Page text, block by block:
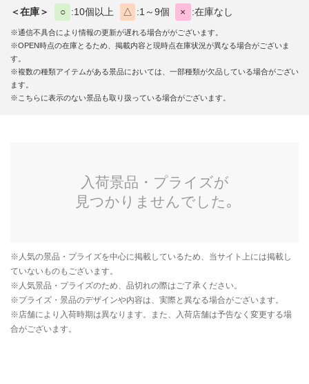
＜在庫＞ ○ 10個以上 △ 1～9個 × 在庫なし
※通信不具合により情報の更新が遅れる場合ががございます。
※OPEN時点の在庫とるため、掲載内容と現時点在庫状況が異なる場合がございま
す。
※複数の種類アイテムがある景品においては、一部種類が欠品している場合がござい
ます。
※こちらに表示のない景品も取り扱っている場合がございます。